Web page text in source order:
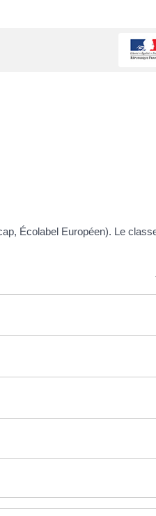
Écolabel Européen). Le